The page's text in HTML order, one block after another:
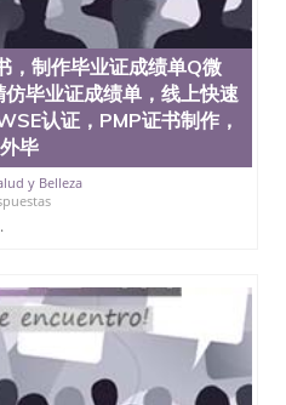
款。 我们对海外大学及
的材料，尺寸大小，防伪
纹，钢印LOGO烫金烫
叠。 文字图案浮雕，激光
印防伪）都有原版本文凭
客户群体的认可，同时和
做到与时俱进，及时掌握
单，资格证，学生卡，结
明等相关材料）的版本更
海外学历文凭的样版，尺
坚持较高性价比，通过品
情诠释什么是高性价比。
Q/微
绩单、教育部认证,录取通
.
，制作毕业证成绩单Q微
毕业证成绩单，线上快速
认证，PMP证书制作，
毕
y Belleza